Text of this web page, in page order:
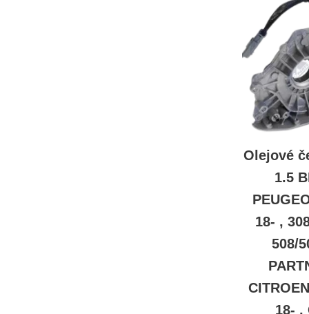
Olejové
1.5
18- ,
508/
18- ,